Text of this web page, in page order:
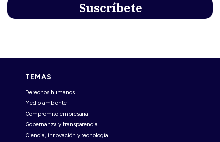
TEMAS
Derechos humanos
Medio ambiente
Compromiso empresarial
Gobernanza y transparencia
Ciencia, innovación y tecnología